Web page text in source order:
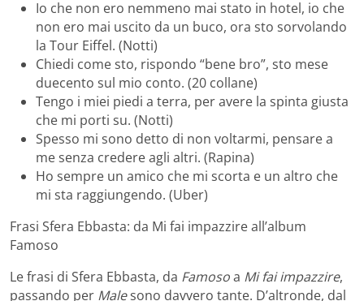
Io che non ero nemmeno mai stato in hotel, io che
non ero mai uscito da un buco, ora sto sorvolando
la Tour Eiffel. (Notti)
Chiedi come sto, rispondo “bene bro”, sto mese
duecento sul mio conto. (20 collane)
Tengo i miei piedi a terra, per avere la spinta giusta
che mi porti su. (Notti)
Spesso mi sono detto di non voltarmi, pensare a
me senza credere agli altri. (Rapina)
Ho sempre un amico che mi scorta e un altro che
mi sta raggiungendo. (Uber)
Frasi Sfera Ebbasta: da Mi fai impazzire all’album
Famoso
Le frasi di Sfera Ebbasta, da Famosoa Mi fai impazzire,
passando per Malesono davvero tante. D’altronde, dal